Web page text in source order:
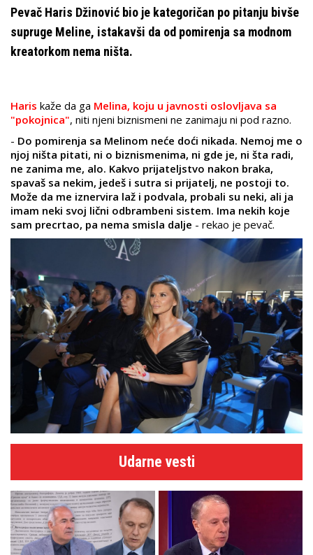
Pevač Haris Džinović bio je kategoričan po pitanju bivše
supruge Meline, istakavši da od pomirenja sa modnom
kreatorkom nema ništa.
Haris kaže da ga Melina, koju u javnosti oslovljava sa
"pokojnica", niti njeni biznismeni ne zanimaju ni pod razno.
- Do pomirenja sa Melinom neće doći nikada. Nemoj me o
njoj ništa pitati, ni o biznismenima, ni gde je, ni šta radi,
ne zanima me, alo. Kakvo prijateljstvo nakon braka,
spavaš sa nekim, jedeš i sutra si prijatelj, ne postoji to.
Može da me iznervira laž i podvala, probali su neki, ali ja
imam neki svoj lični odbrambeni sistem. Ima nekih koje
sam precrtao, pa nema smisla dalje - rekao je pevač.
Udarne vesti